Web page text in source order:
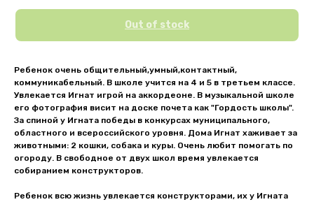
Out of stock
Ребенок очень общительный,умный,контактный,
коммуникабельный. В школе учится на 4 и 5 в третьем классе.
Увлекается Игнат игрой на аккордеоне. В музыкальной школе
его фотография висит на доске почета как "Гордость школы".
За спиной у Игната победы в конкурсах муниципального,
областного и всероссийского уровня. Дома Игнат хаживает за
животными: 2 кошки, собака и куры. Очень любит помогать по
огороду. В свободное от двух школ время увлекается
собиранием конструкторов.
Ребенок всю жизнь увлекается конструкторами, их у Игната